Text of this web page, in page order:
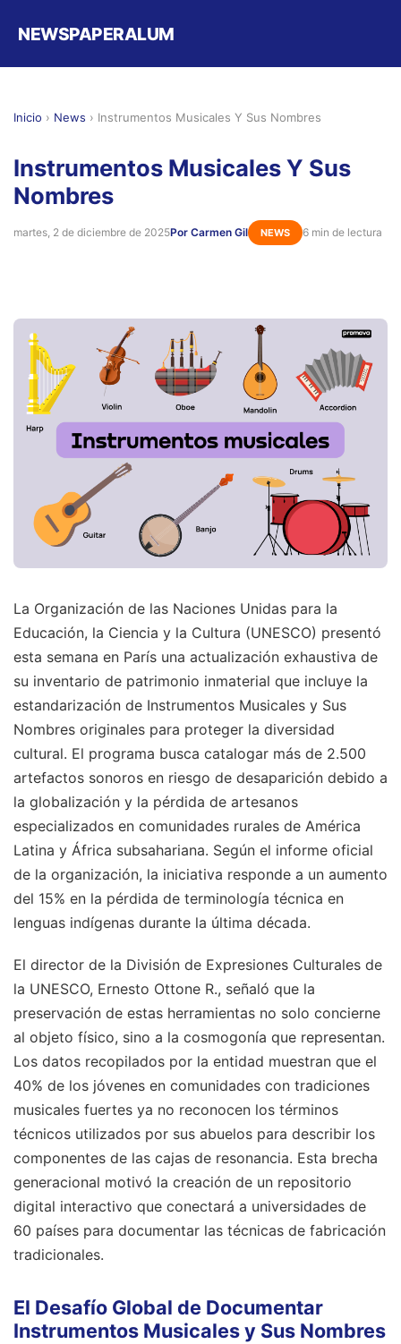
NEWSPAPERALUM
Inicio › News › Instrumentos Musicales Y Sus Nombres
Instrumentos Musicales Y Sus
Nombres
martes, 2 de diciembre de 2025Por Carmen Gil NEWS 6 min de lectura
La Organización de las Naciones Unidas para la
Educación, la Ciencia y la Cultura (UNESCO) presentó
esta semana en París una actualización exhaustiva de
su inventario de patrimonio inmaterial que incluye la
estandarización de Instrumentos Musicales y Sus
Nombres originales para proteger la diversidad
cultural. El programa busca catalogar más de 2.500
artefactos sonoros en riesgo de desaparición debido a
la globalización y la pérdida de artesanos
especializados en comunidades rurales de América
Latina y África subsahariana. Según el informe oficial
de la organización, la iniciativa responde a un aumento
del 15% en la pérdida de terminología técnica en
lenguas indígenas durante la última década.
El director de la División de Expresiones Culturales de
la UNESCO, Ernesto Ottone R., señaló que la
preservación de estas herramientas no solo concierne
al objeto físico, sino a la cosmogonía que representan.
Los datos recopilados por la entidad muestran que el
40% de los jóvenes en comunidades con tradiciones
musicales fuertes ya no reconocen los términos
técnicos utilizados por sus abuelos para describir los
componentes de las cajas de resonancia. Esta brecha
generacional motivó la creación de un repositorio
digital interactivo que conectará a universidades de
60 países para documentar las técnicas de fabricación
tradicionales.
El Desafío Global de Documentar
Instrumentos Musicales y Sus Nombres